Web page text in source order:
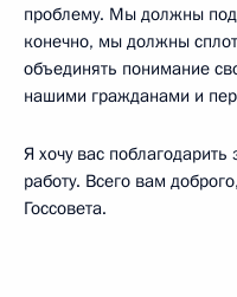
проблему. Мы должны
конечно, мы должны
объединять понимание
нашими гражданами и
Я хочу вас
работу. Всего вам
Госсовета.